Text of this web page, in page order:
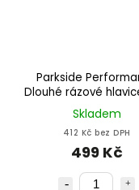
Parkside
Dlouhé rázové
10–22 mm, sada 8
Skladem
412 Kč bez DPH
499 Kč